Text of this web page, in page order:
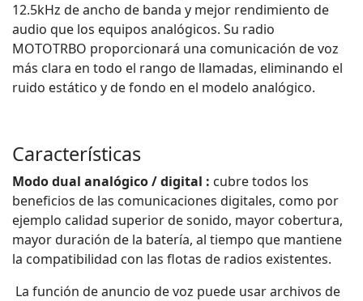
12.5kHz de ancho de banda y mejor rendimiento de
audio que los equipos analógicos. Su radio
MOTOTRBO proporcionará una comunicación de voz
más clara en todo el rango de llamadas, eliminando el
ruido estático y de fondo en el modelo analógico.
Características
Modo dual analógico / digital : cubre todos los
beneficios de las comunicaciones digitales, como por
ejemplo calidad superior de sonido, mayor cobertura,
mayor duración de la batería, al tiempo que mantiene
la compatibilidad con las flotas de radios existentes.
La función de anuncio de voz puede usar archivos de